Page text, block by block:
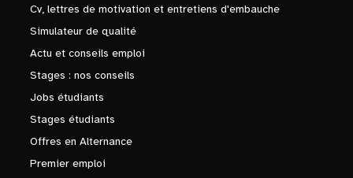
Cv, lettres de motivation et entretiens d'embauche
Simulateur de qualité
Actu et conseils emploi
Stages : nos conseils
Jobs étudiants
Stages étudiants
Offres en Alternance
Premier emploi